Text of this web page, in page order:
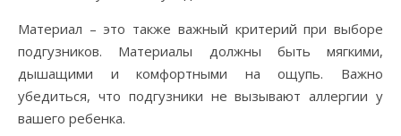
Материал – это также важный критерий при выборе
подгузников. Материалы должны быть мягкими,
дышащими и комфортными на ощупь. Важно
убедиться, что подгузники не вызывают аллергии у
вашего ребенка.